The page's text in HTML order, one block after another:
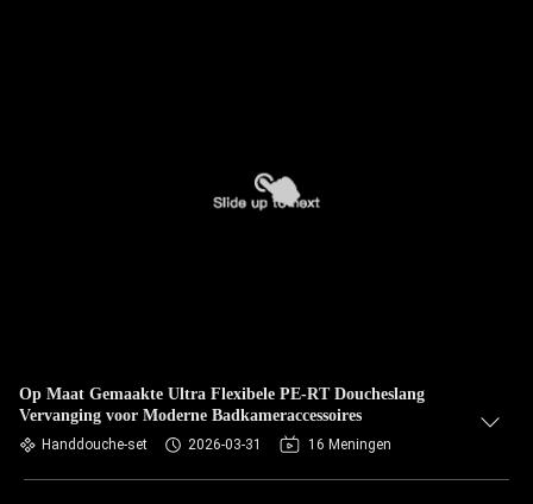
Op Maat Gemaakte Ultra Flexibele PE-RT Doucheslang
Vervanging voor Moderne Badkameraccessoires
Handdouche-set 2026-03-31 16 Meningen